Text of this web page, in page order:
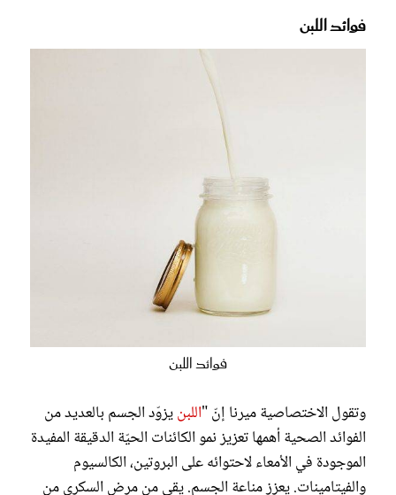
فوائد اللبن
فوائد اللبن
وتقول الاختصاصية ميرنا إنّ "اللبنيزوّد الجسم بالعديد من
الفوائد الصحية أهمها تعزيز نمو الكائنات الحيّة الدقيقة المفيدة
الموجودة في الأمعاء لاحتوائه على البروتين، الكالسيوم
والفيتامينات. يعزز مناعة الجسم. يقي من مرض السكري من